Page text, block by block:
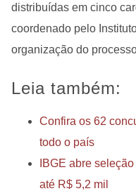
distribuídas em cinco
coordenado pelo
organização do
Leia também:
Confira os 62
todo o país
IBGE abre
até R$ 5,2 mil